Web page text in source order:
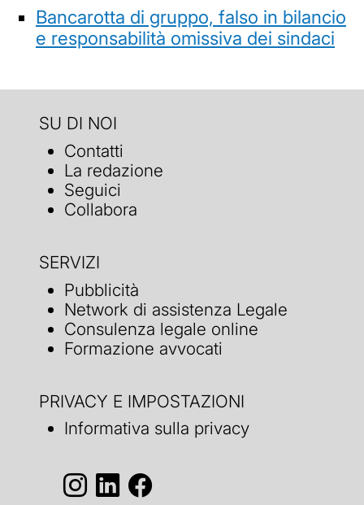
Bancarotta di gruppo, falso in bilancio
e responsabilità omissiva dei sindaci
SU DI NOI
Contatti
La redazione
Seguici
Collabora
SERVIZI
Pubblicità
Network di assistenza Legale
Consulenza legale online
Formazione avvocati
PRIVACY E IMPOSTAZIONI
Informativa sulla privacy